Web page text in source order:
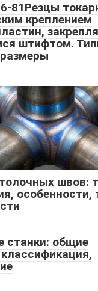
81Резцы
креплением
штифтом.
швов:
особенности,
станки: общие